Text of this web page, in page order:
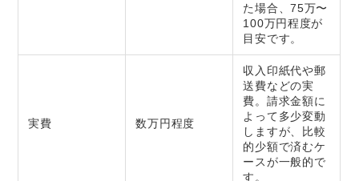
た場合、75万〜
100万円程度が
目安です。
実費 数万円程度
収入印紙代や郵
送費などの実
費。請求金額に
よって多少変動
しますが、比較
的少額で済むケ
ースが一般的で
す。